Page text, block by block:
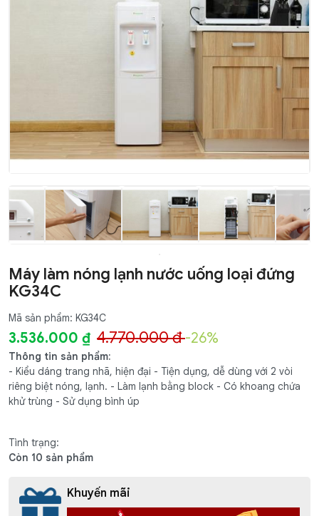
Máy làm nóng lạnh nước uống loại đứng
KG34C
Mã sản phẩm: KG34C
3.536.000 ₫ 4.770.000 đ-26%
Thông tin sản phẩm:
- Kiểu dáng trang nhã, hiện đại - Tiện dụng, dễ dùng với 2 vòi
riêng biệt nóng, lạnh. - Làm lạnh bằng block - Có khoang chứa
khử trùng - Sử dụng bình úp
Tình trạng:
Còn 10 sản phẩm
Khuyến mãi